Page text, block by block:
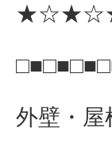
外壁・屋